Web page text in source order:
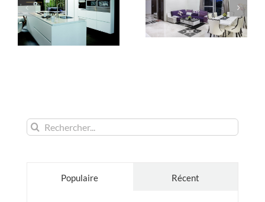
Rechercher:
Populaire Récent